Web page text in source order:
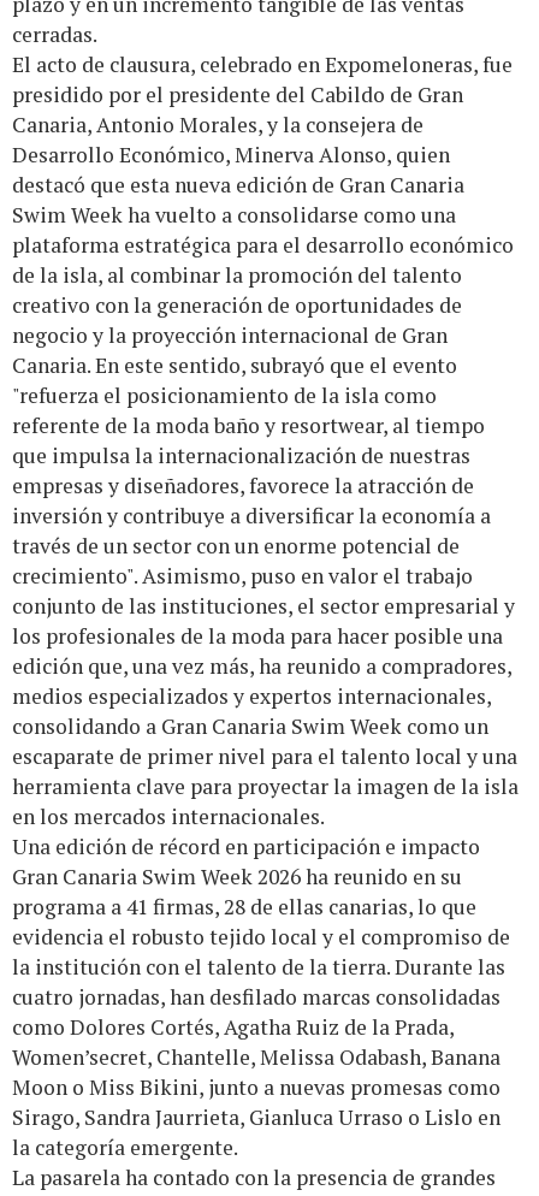
cerradas.
El acto de clausura, celebrado en Expomeloneras, fue
presidido por el presidente del Cabildo de Gran
Canaria, Antonio Morales, y la consejera de
Desarrollo Económico, Minerva Alonso, quien
destacó que esta nueva edición de Gran Canaria
Swim Week ha vuelto a consolidarse como una
plataforma estratégica para el desarrollo económico
de la isla, al combinar la promoción del talento
creativo con la generación de oportunidades de
negocio y la proyección internacional de Gran
Canaria. En este sentido, subrayó que el evento
"refuerza el posicionamiento de la isla como
referente de la moda baño y resortwear, al tiempo
que impulsa la internacionalización de nuestras
empresas y diseñadores, favorece la atracción de
inversión y contribuye a diversificar la economía a
través de un sector con un enorme potencial de
crecimiento". Asimismo, puso en valor el trabajo
conjunto de las instituciones, el sector empresarial y
los profesionales de la moda para hacer posible una
edición que, una vez más, ha reunido a compradores,
medios especializados y expertos internacionales,
consolidando a Gran Canaria Swim Week como un
escaparate de primer nivel para el talento local y una
herramienta clave para proyectar la imagen de la isla
en los mercados internacionales.
Una edición de récord en participación e impacto
Gran Canaria Swim Week 2026 ha reunido en su
programa a 41 firmas, 28 de ellas canarias, lo que
evidencia el robusto tejido local y el compromiso de
la institución con el talento de la tierra. Durante las
cuatro jornadas, han desfilado marcas consolidadas
como Dolores Cortés, Agatha Ruiz de la Prada,
Women’secret, Chantelle, Melissa Odabash, Banana
Moon o Miss Bikini, junto a nuevas promesas como
Sirago, Sandra Jaurrieta, Gianluca Urraso o Lislo en
la categoría emergente.
La pasarela ha contado con la presencia de grandes